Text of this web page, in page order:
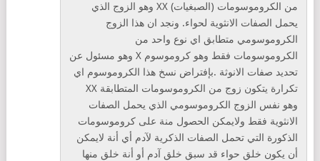
من الكروموسومات (الصبغيات) XX وهو الزوج الذي
يحمل الصفات الانثوية لحواء. ونجد ان هذا الزوج
الكروموسومي متطابق اي نوع واحد من
الكروموسومات فقط وهو كروموسوم X وهو مسئول عن
تحديد صفات الانوثة .بإفتراض نسخ هذا الكروموسوم اي
تكرارة يتكون زوج من الكروموسومات المتطابقة XX
وهو نفس الزوج الكروموسومي الذي يحمل الصفات
الانثوية فقط ولايمكن الحصول منة على كروموسومات
الذكورة التي تحمل الصفات الذكرية لآدم أي أنة لايمكن
أن يكون خلق حواء قد سبق خلق آدم أو أنة خلق منها